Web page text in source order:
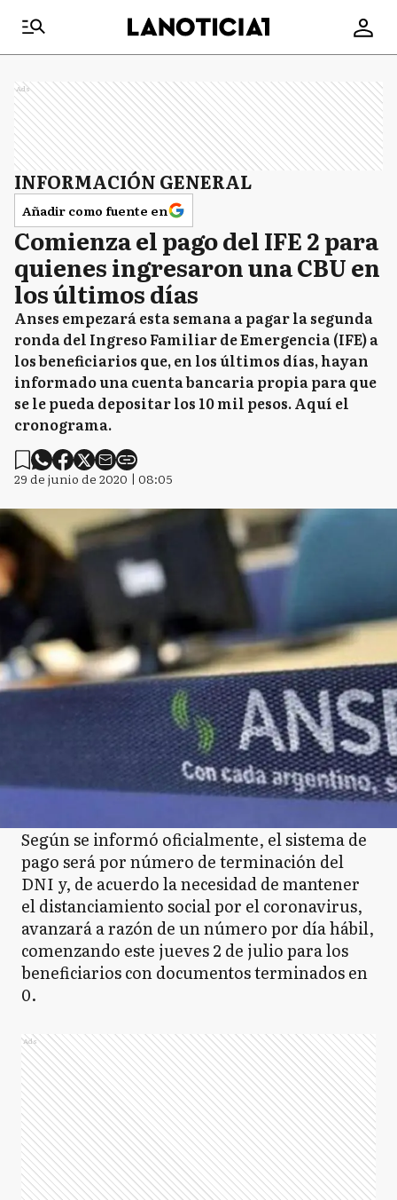
Ads
INFORMACIÓN GENERAL
Añadir como fuente en
Comienza el pago del IFE 2 para
quienes ingresaron una CBU en
los últimos días
Anses empezará esta semana a pagar la segunda
ronda del Ingreso Familiar de Emergencia (IFE) a
los beneficiarios que, en los últimos días, hayan
informado una cuenta bancaria propia para que
se le pueda depositar los 10 mil pesos. Aquí el
cronograma.
29 de junio de 2020 | 08:05
Según se informó oficialmente, el sistema de
pago será por número de terminación del
DNI y, de acuerdo la necesidad de mantener
el distanciamiento social por el coronavirus,
avanzará a razón de un número por día hábil,
comenzando este jueves 2 de julio para los
beneficiarios con documentos terminados en
0.
Ads